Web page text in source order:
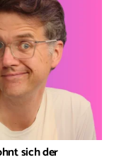
sich der